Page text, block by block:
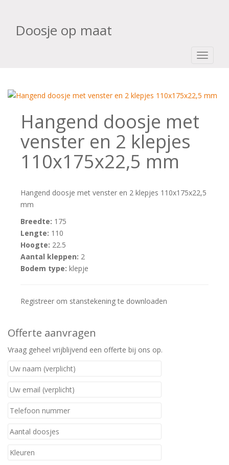
Doosje op maat
Hangend doosje met
venster en 2 klepjes
110x175x22,5 mm
Hangend doosje met venster en 2 klepjes 110x175x22,5
mm
Breedte: 175
Lengte: 110
Hoogte: 22.5
Aantal kleppen: 2
Bodem type: klepje
Registreer om stanstekening te downloaden
Offerte aanvragen
Vraag geheel vrijblijvend een offerte bij ons op.